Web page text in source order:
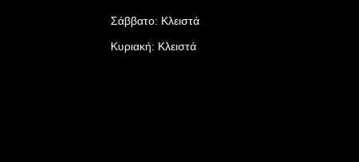
Σάββατο: Κλειστά
Κυριακή: Κλειστά